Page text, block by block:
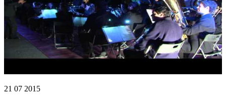
21 07 2015